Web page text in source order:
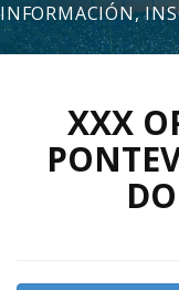
INFORMACIÓN,
XXX